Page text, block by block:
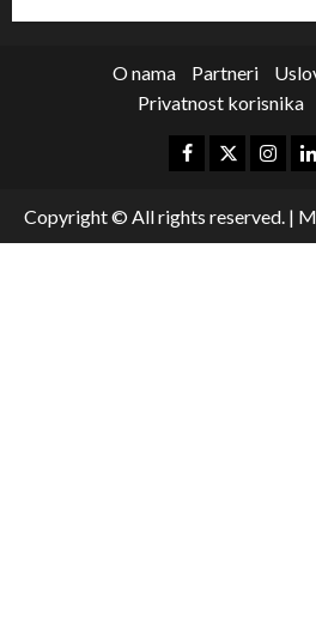
O nama Partneri
Privatnost korisnika
Copyright © All rights reserved. |